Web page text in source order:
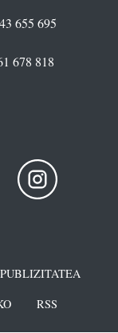
655 695
678 818
PUBLIZITATEA
RSS